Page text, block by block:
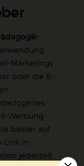
Marketings
oder die E-
Werbung
besser auf
Link in
jederzeit